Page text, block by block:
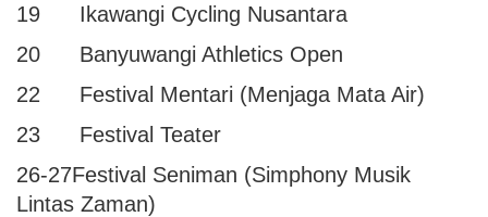
19 Ikawangi Cycling Nusantara
20 Banyuwangi Athletics Open
22 Festival Mentari (Menjaga Mata Air)
23 Festival Teater
26-27Festival Seniman (Simphony Musik
Lintas Zaman)